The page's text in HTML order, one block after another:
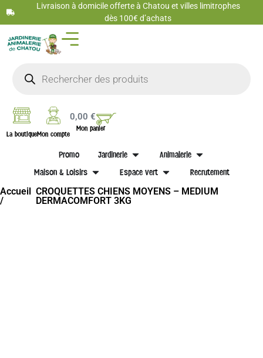
Livraison à domicile offerte à Chatou et villes limitrophes
dès 100€ d’achats
La boutiqueMon compte
0,00€
Mon panier
Promo Jardinerie
Animalerie
Maison & Loisirs
Espace vert Recrutement
Accueil
/
CROQUETTES CHIENS MOYENS – MEDIUM
DERMACOMFORT 3KG